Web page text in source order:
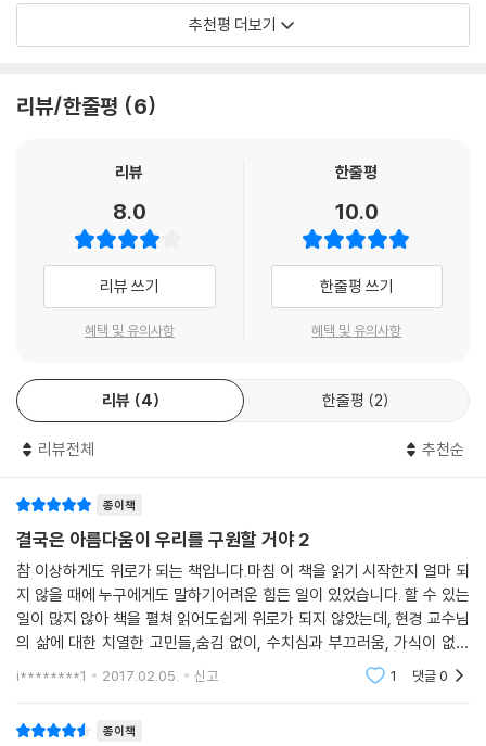
현경은 1991년 세계교회협의회WCC 세계대회 주제강연자로 나서 ‘초혼
제’를 지내며 성령에 대한 새로운 신학 이해를 펼쳐 보이며 세계적으로 이
「뉴욕 타임스」, 『타임』, 「슈피겔」 등 수많은 매체에 소개되어세계 신학계에
욕 유니언 신학대학 160년 역사상 최초의 아시아계 여성 종신교수가 됐다.
그런 그의 자아 찾기 여정은 단지 “힐링”의 차원에 머무르지 않는다. 저자
는 연애, 결혼, 성(性), 학문 등 한 인간의 자아를 형성하는 데 있어 이야기
될 수 있는 거의 모든 것들을 조금의 숨김도 없이 꺼내놓으며 자아를 찾아
가는 깊이 있는 순례의 여정을 보여준다. 서구 페미니스트들의 고백이 아
니라 이 땅에서 자란 “한국 여성”의 자아 찾기 모험담이기에 『결국은』은
지금 우리에게 더욱 의미가 있다.
현경은 세기말 분위기가 한창이던 1999년 가을부터 2000년 여름까지 1
년간을 히말라야의 수도원에서 보내며 이 책을 집필했다(그 전해는 준비
기간으로, 독일, 프랑스, 오스트리아, 아프리카의 여러 나라, 쿠바 등 세계
신원사에서 스님들과 함께 백 일 동안거를 하며 맞았다). 히말라야에서 뉴
테러가 발생했다. 힘겹게 자아를 찾은 저자에게 시대는 다시 ‘(네가 삶에게
원하는 것이 아니라) 삶이 너에게 원하는 것을 하라’고 명령했다. 세계의
위기를 가장 극명하게 드러내는 시기에 쓰인 이 책은 생태계의 위협으로
또 한 번의 절체절명의 위기를 예감하는 이 시대의 깨어 있는 사람들에게
비전(秘典)이 될 만하다.
* 이 책은 2001년에 나온 초판을 개정하여 새롭게 출간한 것입니다. 내용
했다. 그리고 거짓말처럼 처음부터 다시 시작할 수 있었다.
한 책이다. 많은 여성들이 이 책을 읽고 스스로 행복해지는 법, 자신을 치유
- 법륜스님(정토회 지도법사, 『인생수업』 저자)
모든 것을 치유하고 살려낼 수 있는 인간 내면의 힘, 저자가 ‘여신’이라 부
르는 그 힘을 그는 스스로의 삶을 통째로 보여주면서 용감하게, 그리고 아
름답게 증언하고 있다. 이제 우리 앞에 현실로 다가온 미래의 여성적 영성
에 목말라하는 이들은 이 책에서 시원한 생수를 맛보게 될 것이다.
- 오강남(캐나다 리자이나 대학교 종교학 명예교수, [종교너머, 아하!] 이
십여 년 만에 다시 읽은 현경의 글에서 그녀의 비밀스러운 ‘그녀’와 반갑게
해후했다. 일사후퇴 때 흥남부두 앞에서 엄마 손을 놓친 어린아이가 삼십
년도 더 지난 어느 날 우연히 엄마를 만난 듯이 이 글을 읽으며 ‘그녀’와 함
만나고 나니 내가 훌쩍 더 아름다워진 것 같다. 분명하다.
- 정혜신(정신과 전문의, 마인드프리즘 대표)
내 인생의 책 한 권을 꼽으라면 단언컨대 이 책이다. 이 책의 위로와 격려가
없었다면 나는 나 자신을 결코 찾지 못했을 것이다. 벅찬 감동에 뉴욕에 사
는 저자를 직접 찾아갔던 그날이 아직도 생생하다.
추천평 더보기
리뷰/한줄평 6
리뷰
8.0
리뷰 쓰기
혜택 및 유의사항
한줄평
10.0
한줄평 쓰기
혜택 및 유의사항
리뷰 4 한줄평 2
리뷰전체 추천순
종이책
결국은 아름다움이 우리를 구원할 거야 2
참 이상하게도 위로가 되는 책입니다.마침 이 책을 읽기 시작한지 얼마 되
지 않을 때에 누구에게도 말하기어려운 힘든 일이 있었습니다. 할 수 있는
일이 많지 않아 책을 펼쳐 읽어도쉽게 위로가 되지 않았는데, 현경 교수님
의 삶에 대한 치열한 고민들,숨김 없이, 수치심과 부끄러움, 가식이 없는
날 것 그대로의 자기 자신에 대한 사랑에대한 기록을 읽고 있으니 이상하
i********1 2017.02.05. 신고 1 댓글0
종이책